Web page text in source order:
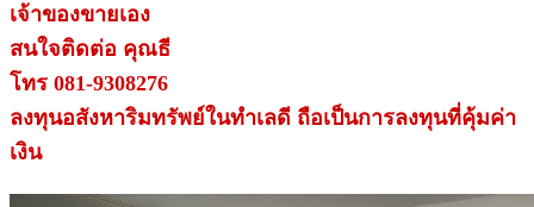
เจ้าของขายเอง
สนใจติดต่อ คุณธี
โทร 081-9308276
ลงทุนอสังหาริมทรัพย์ในทำเลดี ถือเป็นการลงทุนที่คุ้มค่า
เงิน